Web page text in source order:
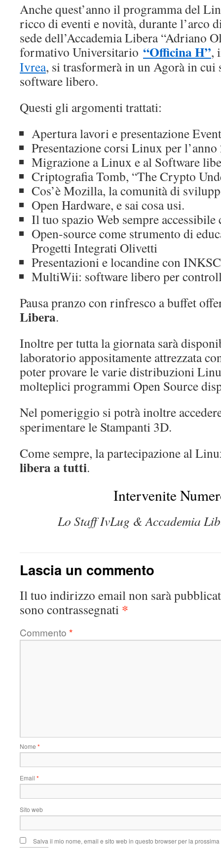
Anche quest’anno il programma del
ricco di eventi e novità, durante l’arco
sede dell’Accademia Libera “Adriano
formativo Universitario “Officina H”,
Ivrea, si trasformerà in un Agorà in cui
software libero.
Questi gli argomenti trattati:
Apertura lavori e presentazione
Presentazione corsi Linux per
Migrazione a Linux e al Software
Criptografia Tomb, “The Crypto
Cos’è Mozilla, la comunità di
Open Hardware, e sai cosa usi.
Il tuo spazio Web sempre
Open-source come strumento di
Progetti Integrati Olivetti
Presentazioni e locandine con
MultiWii: software libero per
Pausa pranzo con rinfresco a buffet
Libera.
Inoltre per tutta la giornata sarà
laboratorio appositamente attrezzata
poter provare le varie distribuzioni
molteplici programmi Open Source
Nel pomeriggio si potrà inoltre
sperimentare le Stampanti 3D.
Come sempre, la partecipazione al
libera a tutti.
Intervenite
Lo Staff IvLug & Accademia
Lascia un commento
Il tuo indirizzo email non sarà
sono contrassegnati *
Commento *
Nome *
Email *
Sito web
Salva il mio nome, email e sito web in questo browser per la